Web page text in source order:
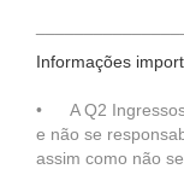
Informações
• A Q2 Ingressos
e não se
assim como não